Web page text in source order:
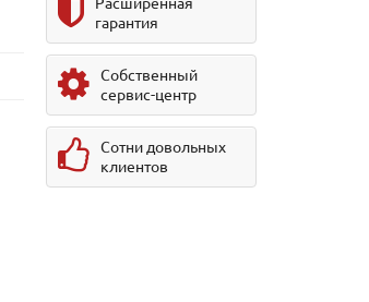
гарантия
Собственный
сервис-центр
Сотни довольных
клиентов